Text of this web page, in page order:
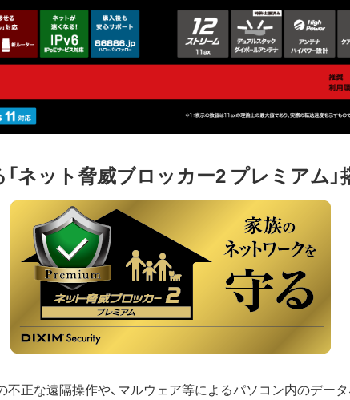
ネット脅威ブロッカー2 プレミアム」
不正な遠隔操作や、マルウェア等によるパソコン内のデー